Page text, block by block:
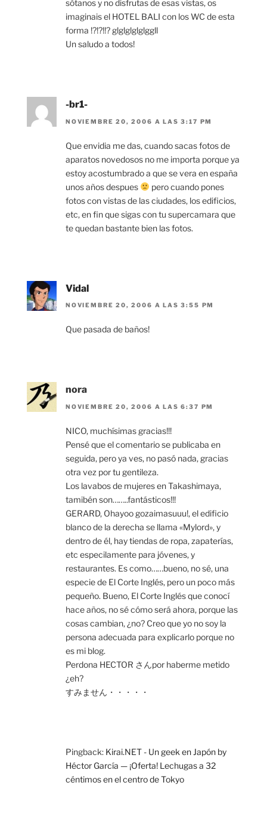
sótanos y no disfrutas de esas vistas, os
imaginais el HOTEL BALI con los WC de esta
forma !?!?!!? glglglglglggll
Un saludo a todos!
-br1-
NOVIEMBRE 20, 2006 A LAS 3:17 PM
Que envidia me das, cuando sacas fotos de
aparatos novedosos no me importa porque ya
estoy acostumbrado a que se vera en españa
unos años despues
pero cuando pones
fotos con vistas de las ciudades, los edificios,
etc, en fin que sigas con tu supercamara que
te quedan bastante bien las fotos.
Vidal
NOVIEMBRE 20, 2006 A LAS 3:55 PM
Que pasada de baños!
nora
NOVIEMBRE 20, 2006 A LAS 6:37 PM
NICO, muchísimas gracias!!!
Pensé que el comentario se publicaba en
seguida, pero ya ves, no pasó nada, gracias
otra vez por tu gentileza.
Los lavabos de mujeres en Takashimaya,
tamibén son……..fantásticos!!!
GERARD, Ohayoo gozaimasuuu!, el edificio
blanco de la derecha se llama «Mylord», y
dentro de él, hay tiendas de ropa, zapaterías,
etc especilamente para jóvenes, y
restaurantes. Es como……bueno, no sé, una
especie de El Corte Inglés, pero un poco más
pequeño. Bueno, El Corte Inglés que conocí
hace años, no sé cómo será ahora, porque las
cosas cambian, ¿no? Creo que yo no soy la
persona adecuada para explicarlo porque no
es mi blog.
Perdona HECTOR さんpor haberme metido
¿eh?
すみません・・・・・
Pingback: Kirai.NET - Un geek en Japón by
Héctor García — ¡Oferta! Lechugas a 32
céntimos en el centro de Tokyo